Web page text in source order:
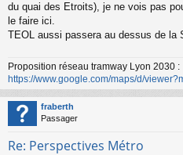
o
n
l
u
du quai des Etroits), je ne vois pas
le faire ici.
TEOL aussi passera au dessus de la
Proposition réseau tramway Lyon 2030 :
https://www.google.com/maps/d/
fraberth
Passager
Re: Perspectives Métro